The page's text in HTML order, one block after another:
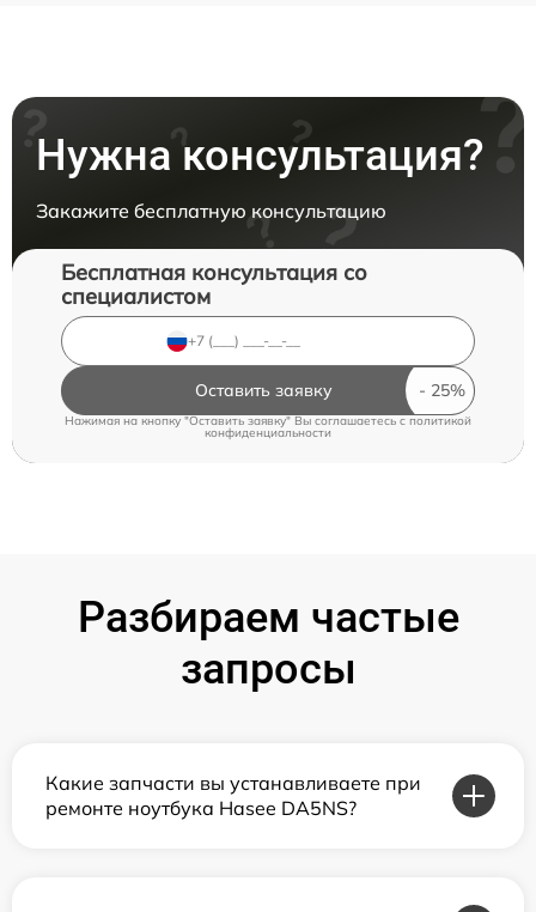
Нужна консультация?
Закажите бесплатную консультацию
Бесплатная консультация со
специалистом
Оставить заявку
Нажимая на кнопку "Оставить заявку" Вы соглашаетесь cполитикой
конфиденциальности
Разбираем частые
запросы
Какие запчасти вы устанавливаете при
ремонте ноутбука Hasee DA5NS?